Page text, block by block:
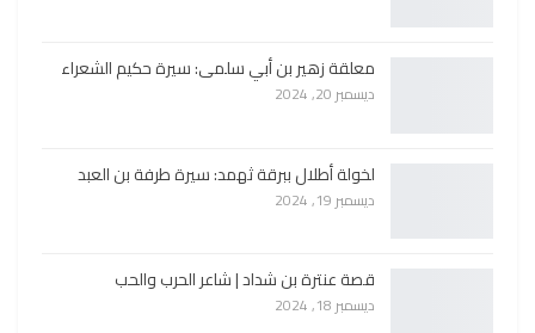
معلقة زهير بن أبي سلمى: سيرة حكيم الشعراء
ديسمبر 20, 2024
لخولة أطلال ببرقة ثهمد: سيرة طرفة بن العبد
ديسمبر 19, 2024
قصة عنترة بن شداد | شاعر الحرب والحب
ديسمبر 18, 2024